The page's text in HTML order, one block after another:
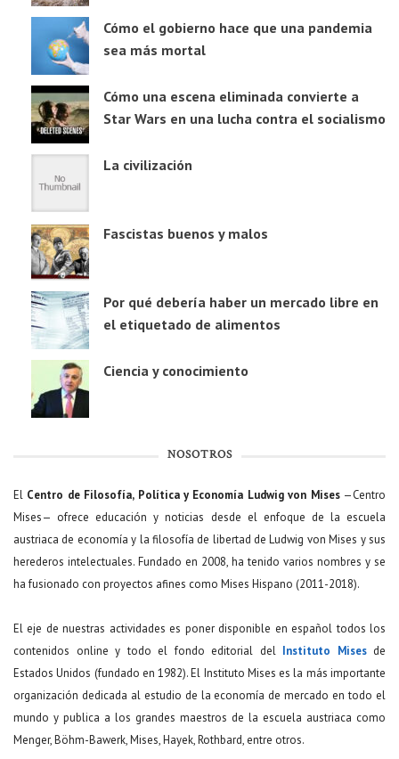
Cómo el gobierno hace que una pandemia
sea más mortal
Cómo una escena eliminada convierte a
Star Wars en una lucha contra el socialismo
La civilización
Fascistas buenos y malos
Por qué debería haber un mercado libre en
el etiquetado de alimentos
Ciencia y conocimiento
NOSOTROS
El Centro de Filosofía, Política y Economía Ludwig von Mises—Centro
Mises— ofrece educación y noticias desde el enfoque de la escuela
austriaca de economía y la filosofía de libertad de Ludwig von Mises y sus
herederos intelectuales. Fundado en 2008, ha tenido varios nombres y se
ha fusionado con proyectos afines como Mises Hispano (2011-2018).
El eje de nuestras actividades es poner disponible en español todos los
contenidos online y todo el fondo editorial del Instituto Misesde
Estados Unidos (fundado en 1982). El Instituto Mises es la más importante
organización dedicada al estudio de la economía de mercado en todo el
mundo y publica a los grandes maestros de la escuela austriaca como
Menger, Böhm-Bawerk, Mises, Hayek, Rothbard, entre otros.